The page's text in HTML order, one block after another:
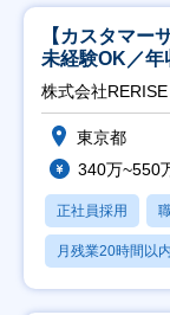
【カスタマー
未経験OK／年
株式会社RERISE
東京都
340万~550
正社員採用
月残業20時間以内